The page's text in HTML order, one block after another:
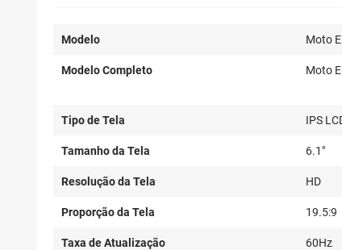
Modelo Moto E
Modelo Completo Moto
Tipo de Tela IPS
Tamanho da Tela 6.1"
Resolução da Tela HD
Proporção da Tela 19.5:9
Taxa de Atualização 60Hz